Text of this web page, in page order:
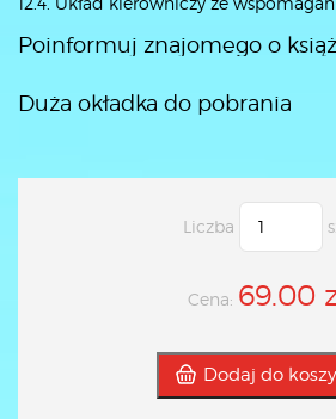
Poinformuj znajomego o
Duża okładka do pobrania
Liczba
Cena: 69.00
Dodaj do